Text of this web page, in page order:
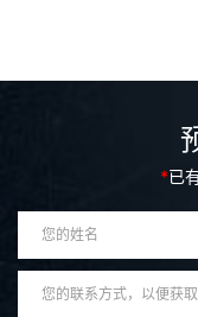
*已